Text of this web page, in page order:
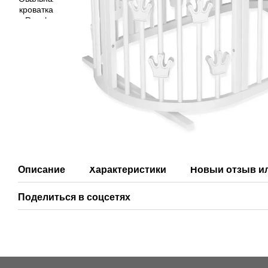
Описание Характеристики Новый отзыв
Поделиться в соцсетях